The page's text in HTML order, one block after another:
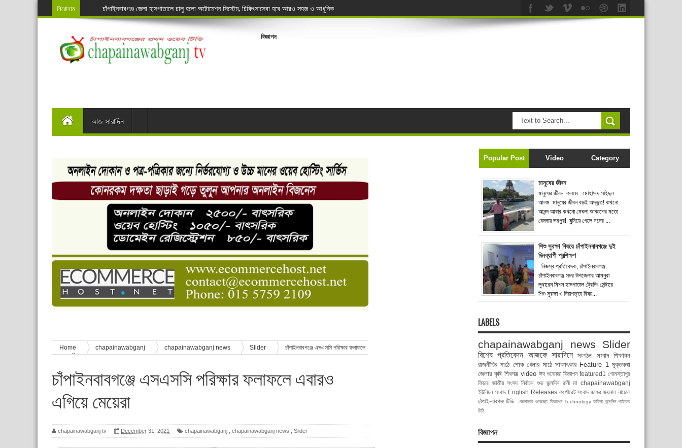
শিরোনাম
চাঁপাইনবাবগঞ্জ জেলা হাসপাতালে চালু হলো অটোমেশন সিস্টেম, চিকিৎসাসেবা হবে আরও সহজ ও আধুনিক
চাঁপাইনবাবগঞ্জে শেষ হয়েছে লালন স্মরনোৎসব ও সাধুসঙ্গ
নাচোলে ৫৪তম জাতীয় সমবায় দিবস পালিত
প্রায় দেড় কোটি টাকা জাফরি ফাঁকি রোধ: সোনামসজিদ স্থলবন্দর থেকে ৮৪ মেট্রিক টন বাসমতি চােল জব্দ
ঝিলিম ইউনিয়নের বাজেট ঘোষনা
শিবগঞ্জ উপজেলায় ফের চেয়ারম্যান সৈয়দ নজরুল ইসলাম
নাচোলে কাদের, গোমস্তাপুরে আশরাফ ও ভোলাহাটে আনোয়ারুল বিজয়ী
চাঁপাইনবাবগঞ্জে শেষ হয়েছে ৫ দিনের স্কাউট ইউনিট লিডার বেসিক কোর্স
বাংলাদেশ স্কাউটস দিবস পালন
পানি সংকট, কলস নিয়ে বিক্ষোভ
ঈদের শুভেচ্ছা জানিয়েছেন সাবেক ছাত্রলীগ নেতা আবু হাসনাত সুমন
শিশু সুরক্ষা বিষয়ে চাঁপাইনবাবগঞ্জে দুই দিনব্যাপী প্রশিক্ষণ
মানুষের জীবন
নাচোলে টিসিবির গোডাউনে ভয়াবহ অগ্নিকাণ্ড, ঝলসে যাওয়া ভ্যানচালকের মরদেহ উদ্ধার
বিজ্ঞাপন
আজ সারাদিন
Home chapainawabganj chapainawabganj news Slider
চাঁপাইনবাবগঞ্জে এসএসসি পরিক্ষার ফলাফলে
এবারও এগিয়ে মেয়েরা
চাঁপাইনবাবগঞ্জে এসএসসি পরিক্ষার ফলাফলে এবারও
এগিয়ে মেয়েরা
chapainawabganj tv December 31, 2021 chapainawabganj chapainawabganj news Slider
Popular Post Video Category
মানুষের জীবন
মানুষের জীবন কলমে : মোহাম্মদ সহিদুল
আলম মানুষের জীবন বড়ই অদ্ভুত! কখনো
আনন্দ আবার কখনো মেঘলা আকাশের মতো
বেদনায় ভরপুর! ঘুমিয়ে গেলে মনের ...
শিশু সুরক্ষা বিষয়ে চাঁপাইনবাবগঞ্জে দুই
দিনব্যাপী প্রশিক্ষণ
নিজস্ব প্রতিবেদক, চাঁপাইনবাবগঞ্জ:
চাঁপাইনবাবগঞ্জ সদর উপজেলার আমনুরা
লুথারেন মিশন হাসপাতাল ট্রেনিং সেন্টারে
শিশু সুরক্ষা ও নিরাপত্তা বিষয়...
LABELS
chapainawabganj news Slider
বিশেষ প্রতিবেদন আজকে সারাদিনে সংগঠন সংবাদ
শিক্ষাঙ্গন
রাজনীতির মাঠে শোক খেলার মাঠে সাক্ষাৎকার Feature 1 মুক্তকথা
জেলার কৃষি শিবগঞ্জ video ঈদ শুভেচ্ছা বিজ্ঞাপন featured1 গোমস্তাপুর
ফিচার জাতীয় সংসদ নির্বাচন শুভ জন্মদিন রানী মা chapainawabganj
ইউনিয়ন সংবাদ English Releases কর্পোরেট সংবাদ জাফর জয়নাল নাচোল
চাঁপাইনবাবগঞ্জ টিভি
ভোলাহাট শুভেচ্ছা বিজ্ঞাপন Technology কবিতা জন্মদিন পাঠকের
চিঠি
বিজ্ঞাপন